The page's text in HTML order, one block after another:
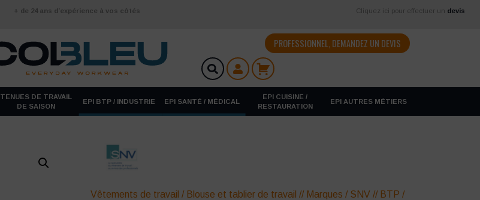
+ de 24 ans d’expérience à vos côtés Cliquez ici pour effectuer un devis
PROFESSIONNEL, DEMANDEZ UN DEVIS
TENUES DE TRAVAIL
DE SAISON
EPI BTP / INDUSTRIE EPI SANTÉ / MÉDICAL
EPI CUISINE /
RESTAURATION
EPI AUTRES MÉTIERS
Vêtements de travail / Blouse et tablier de travail // Marques / SNV // BTP /